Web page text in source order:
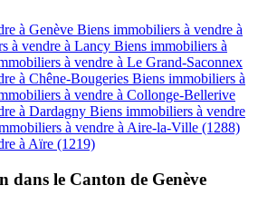
à Genève Biens immobiliers à vendre à
à vendre à Lancy Biens immobiliers à
à vendre à Le Grand-Saconnex
à Chêne-Bougeries Biens immobiliers à
à vendre à Collonge-Bellerive
à Dardagny Biens immobiliers à vendre
à vendre à Aire-la-Ville (1288)
à Aïre (1219)
dans le Canton de Genève